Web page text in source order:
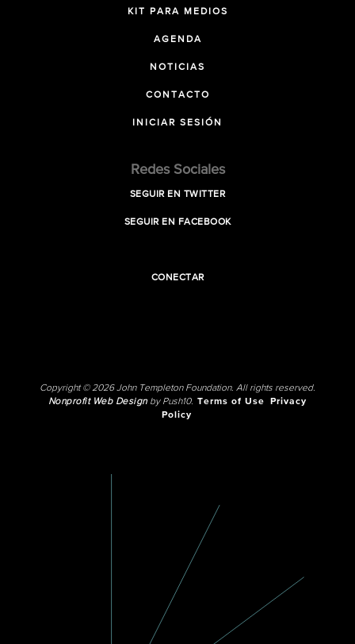
KIT PARA MEDIOS
AGENDA
NOTICIAS
CONTACTO
INICIAR SESIÓN
Redes Sociales
SEGUIR EN TWITTER
SEGUIR EN FACEBOOK
CONECTAR
Copyright © 2026 John Templeton Foundation. All rights reserved.
Nonprofit Web Designby Push10. Terms of Use
Privacy
Policy